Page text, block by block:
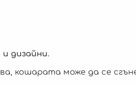
и дизайни.
кошарата може да се